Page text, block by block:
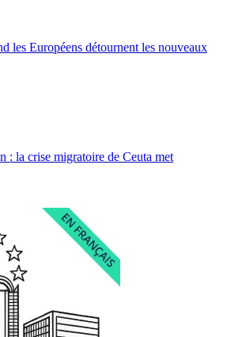
les Européens détournent les nouveaux
: la crise migratoire de Ceuta met